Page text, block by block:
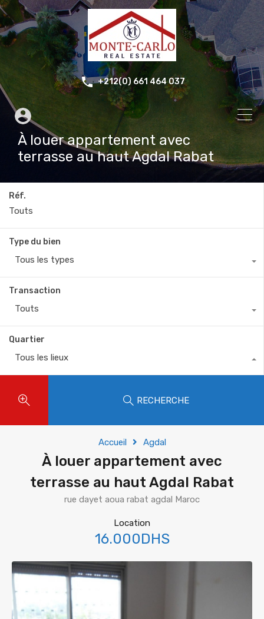
+212(0) 661 464 037
À louer appartement avec
terrasse au haut Agdal Rabat
Réf.
Type du bien
Tous les types
Transaction
Touts
Quartier
Tous les lieux
RECHERCHE
Accueil Agdal
À louer appartement avec
terrasse au haut Agdal Rabat
rue dayet aoua rabat agdal Maroc
Location
16.000DHS